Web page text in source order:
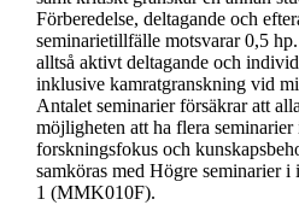
Förberedelse, deltagande och
seminarietillfälle motsvarar 0,5
alltså aktivt deltagande och
inklusive kamratgranskning vid
Antalet seminarier försäkrar att
möjligheten att ha flera seminarier
forskningsfokus och
samköras med Högre seminarier
1 (MMK010F).